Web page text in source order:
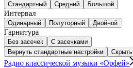
Стандартный Средний Большой
Интервал
Одинарный Полуторный Двойной
Гарнитура
Без засечек
С засечками
Вернуть стандартные настройки
Скрыть
Радио классической музыки «Орфей»